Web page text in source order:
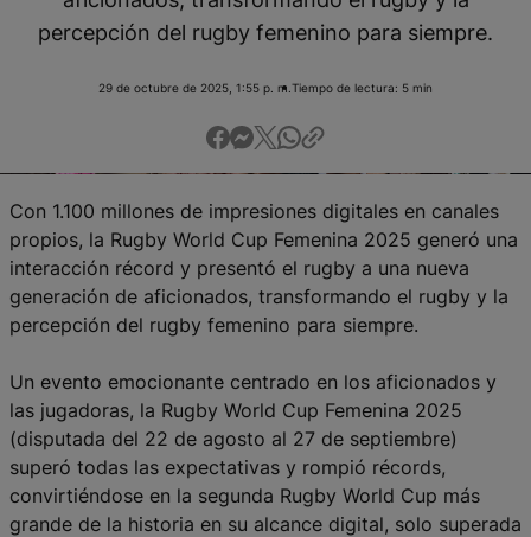
percepción del rugby femenino para siempre.
29 de octubre de 2025, 1:55 p. m. Tiempo de lectura: 5 min
Con 1.100 millones de impresiones digitales en canales
propios, la Rugby World Cup Femenina 2025 generó una
interacción récord y presentó el rugby a una nueva
generación de aficionados, transformando el rugby y la
percepción del rugby femenino para siempre.
Un evento emocionante centrado en los aficionados y
las jugadoras, la Rugby World Cup Femenina 2025
(disputada del 22 de agosto al 27 de septiembre)
superó todas las expectativas y rompió récords,
convirtiéndose en la segunda Rugby World Cup más
grande de la historia en su alcance digital, solo superada